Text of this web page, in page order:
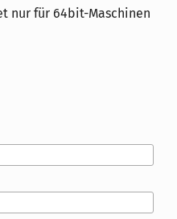
nur für 64bit-Maschinen